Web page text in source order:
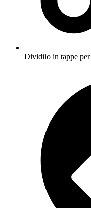
Dividilo in tappe per